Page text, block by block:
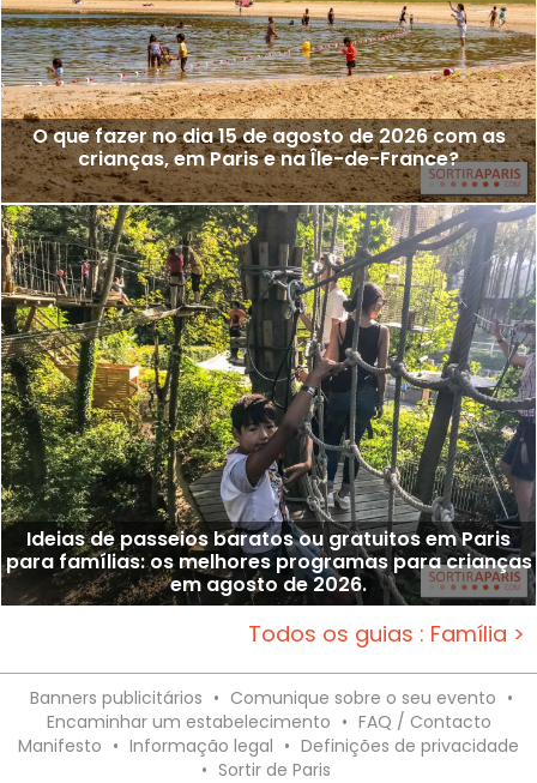
O que fazer no dia 15 de agosto de 2026 com as
crianças, em Paris e na Île-de-France?
Ideias de passeios baratos ou gratuitos em Paris
para famílias: os melhores programas para crianças
em agosto de 2026.
Todos os guias : Família >
Banners publicitários • Comunique sobre o seu evento •
Encaminhar um estabelecimento • FAQ / Contacto
Manifesto • Informação legal • Definições de privacidade
• Sortir de Paris